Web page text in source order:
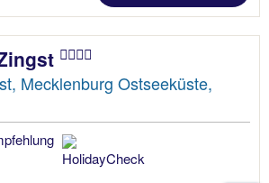
Mecklenburg Ostseeküste,